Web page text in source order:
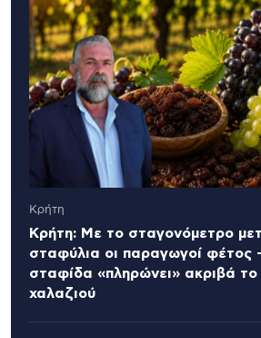
Κρήτη
Κρήτη: Με το σταγονόμετρο
σταφύλια οι παραγωγοί φέτος
σταφίδα «πληρώνει» ακριβά το
χαλαζιού